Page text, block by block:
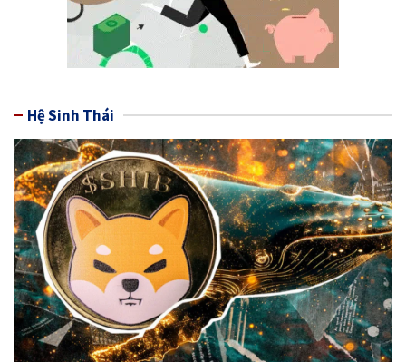
Hệ Sinh Thái